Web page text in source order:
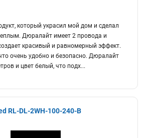
который украсил мой дом и сделал
Дюралайт имеет 2 провода и
красивый и равномерный эффект.
очень удобно и безопасно. Дюралайт
и цвет белый, что подх...
RL-DL-2WH-100-240-B